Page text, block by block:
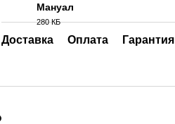
Мануал
280 КБ
Доставка Оплата Гарантия